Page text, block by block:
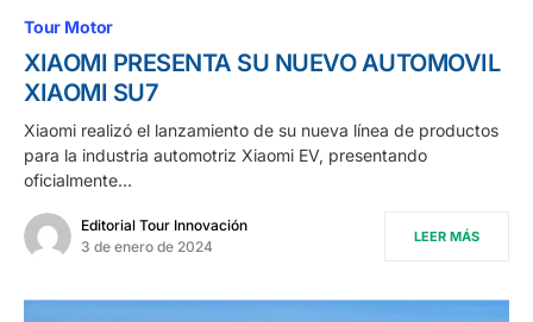
Tour Motor
XIAOMI PRESENTA SU NUEVO AUTOMOVIL
XIAOMI SU7
Xiaomi realizó el lanzamiento de su nueva línea de productos
para la industria automotriz Xiaomi EV, presentando
oficialmente…
Editorial Tour Innovación
3 de enero de 2024
LEER MÁS